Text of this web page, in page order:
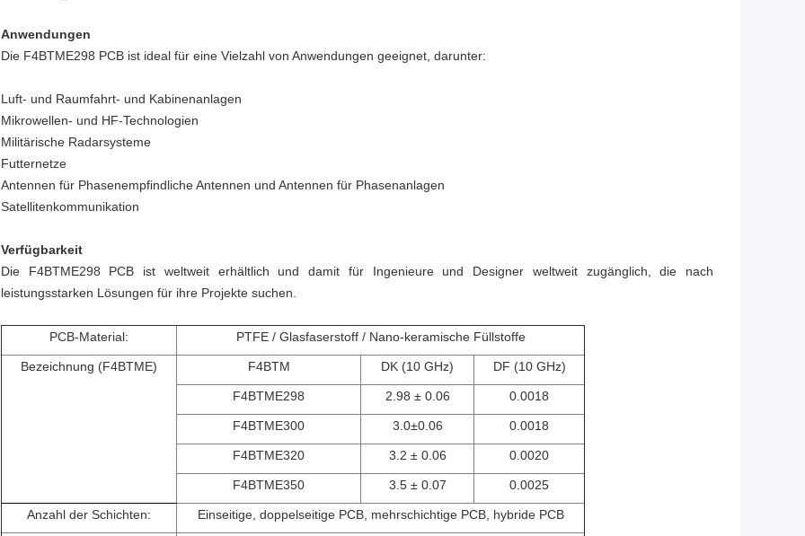
Anwendungen
Die F4BTME298 PCB ist ideal für eine Vielzahl von Anwendungen geeignet, darunter:
Luft- und Raumfahrt- und Kabinenanlagen
Mikrowellen- und HF-Technologien
Militärische Radarsysteme
Futternetze
Antennen für Phasenempfindliche Antennen und Antennen für Phasenanlagen
Satellitenkommunikation
Verfügbarkeit
Die F4BTME298 PCB ist weltweit erhältlich und damit für Ingenieure und Designer weltweit zugänglich, die nach
leistungsstarken Lösungen für ihre Projekte suchen.
PCB-Material: PTFE / Glasfaserstoff / Nano-keramische Füllstoffe
Bezeichnung (F4BTME) F4BTM DK (10 GHz) DF (10 GHz)
F4BTME298 2.98 ± 0.06 0.0018
F4BTME300 3.0±0.06 0.0018
F4BTME320 3.2 ± 0.06 0.0020
F4BTME350 3.5 ± 0.07 0.0025
Anzahl der Schichten: Einseitige, doppelseitige PCB, mehrschichtige PCB, hybride PCB